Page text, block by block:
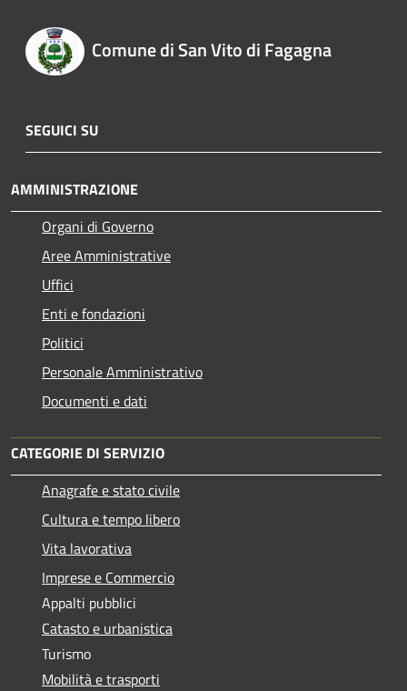
Comune di San Vito di Fagagna
SEGUICI SU
AMMINISTRAZIONE
Organi di Governo
Aree Amministrative
Uffici
Enti e fondazioni
Politici
Personale Amministrativo
Documenti e dati
CATEGORIE DI SERVIZIO
Anagrafe e stato civile
Cultura e tempo libero
Vita lavorativa
Imprese e Commercio
Appalti pubblici
Catasto e urbanistica
Turismo
Mobilità e trasporti